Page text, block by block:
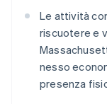
Le attività
riscuotere e
nesso
presenza